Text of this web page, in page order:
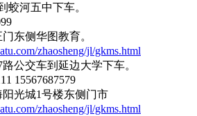
蛟河五中下车。
东侧华图教育。
zhaosheng/jl/gkms.html
公交车到延边大学下车。
15567687579
光城1号楼东侧门市
zhaosheng/jl/gkms.html